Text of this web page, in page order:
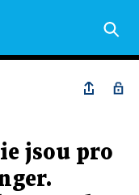
jsou pro